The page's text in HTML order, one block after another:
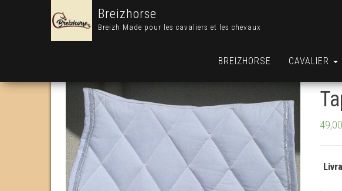
Breizhorse
Breizh Made pour les cavaliers et les chevaux
BREIZHORSE CAVALIER
49,00